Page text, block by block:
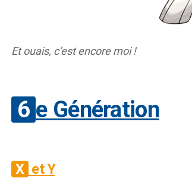
Et ouais, c’est encore moi !
6e Génération
X et Y